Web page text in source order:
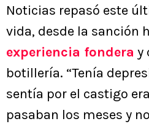
Noticias repasó este
vida, desde la sanción
experiencia fondera y
botillería. “Tenía
sentía por el castigo
pasaban los meses y